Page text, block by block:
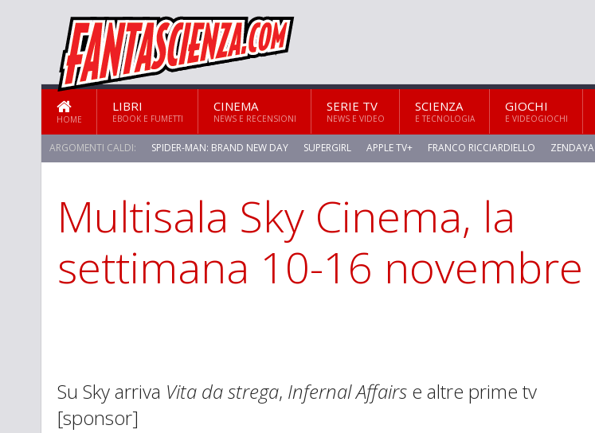
HOME
LIBRI
EBOOK E FUMETTI
CINEMA
NEWS E RECENSIONI
SERIE TV
NEWS E VIDEO
SCIENZA
E TECNOLOGIA
GIOCHI
E VIDEOGIOCHI
ARGOMENTI CALDI: SPIDER-MAN: BRAND NEW DAY SUPERGIRL APPLE TV+ FRANCO RICCIARDIELLO ZENDAYA
STAR TREK: STRANGE NEW WORLDS
Multisala Sky Cinema, la
settimana 10-16 novembre
Su Sky arriva Vita da strega, Infernal Affairs e altre prime tv
[sponsor]